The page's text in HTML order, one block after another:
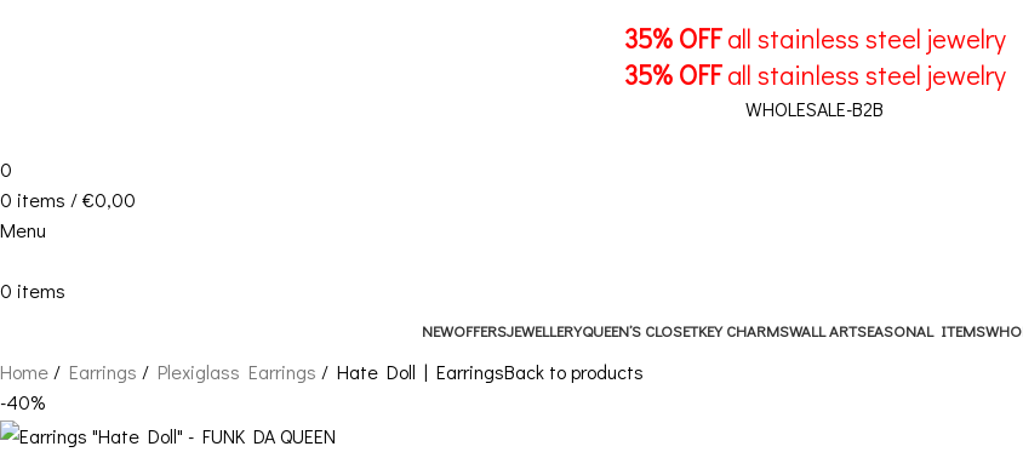
35% OFFall stainless steel jewelry
35% OFFall stainless steel jewelry
WHOLESALE-B2B
0
0 items /€0,00
Menu
0 items
NEWOFFERSJEWELLERYQUEEN’S CLOSETKEY CHARMSWALL ARTSEASONAL ITEMS
Home Earrings Plexiglass Earrings Hate Doll | EarringsBack to products
-40%